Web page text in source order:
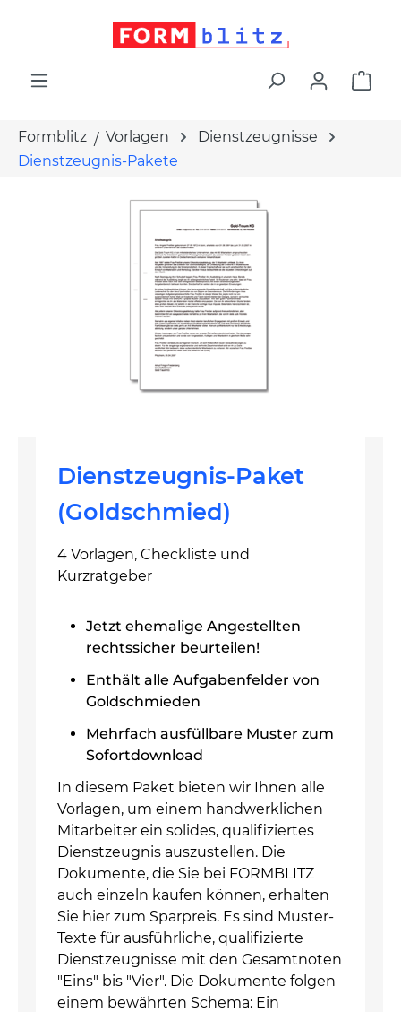
Formblitz Vorlagen
Dienstzeugnisse
Dienstzeugnis-Pakete
Dienstzeugnis-Paket
(Goldschmied)
4 Vorlagen, Checkliste und
Kurzratgeber
Jetzt ehemalige Angestellten
rechtssicher beurteilen!
Enthält alle Aufgabenfelder von
Goldschmieden
Mehrfach ausfüllbare Muster zum
Sofortdownload
In diesem Paket bieten wir Ihnen alle
Vorlagen, um einem handwerklichen
Mitarbeiter ein solides, qualifiziertes
Dienstzeugnis auszustellen. Die
Dokumente, die Sie bei FORMBLITZ
auch einzeln kaufen können, erhalten
Sie hier zum Sparpreis. Es sind Muster-
Texte für ausführliche, qualifizierte
Dienstzeugnisse mit den Gesamtnoten
"Eins" bis "Vier". Die Dokumente folgen
einem bewährten Schema: Ein